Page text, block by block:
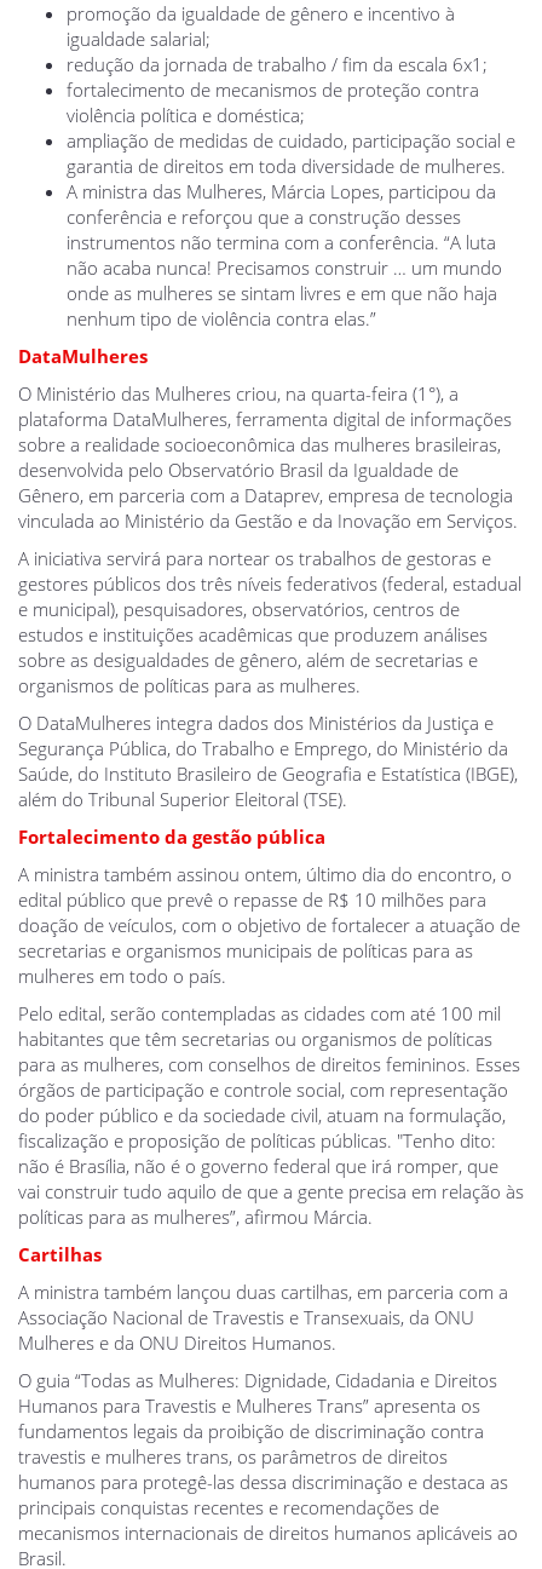
promoção da igualdade de gênero e incentivo à
igualdade salarial;
redução da jornada de trabalho / fim da escala 6x1;
fortalecimento de mecanismos de proteção contra
violência política e doméstica;
ampliação de medidas de cuidado, participação social e
garantia de direitos em toda diversidade de mulheres.
A ministra das Mulheres, Márcia Lopes, participou da
conferência e reforçou que a construção desses
instrumentos não termina com a conferência. “A luta
não acaba nunca! Precisamos construir … um mundo
onde as mulheres se sintam livres e em que não haja
nenhum tipo de violência contra elas.”
DataMulheres
O Ministério das Mulheres criou, na quarta-feira (1°), a
plataforma DataMulheres, ferramenta digital de informações
sobre a realidade socioeconômica das mulheres brasileiras,
desenvolvida pelo Observatório Brasil da Igualdade de
Gênero, em parceria com a Dataprev, empresa de tecnologia
vinculada ao Ministério da Gestão e da Inovação em Serviços.
A iniciativa servirá para nortear os trabalhos de gestoras e
gestores públicos dos três níveis federativos (federal, estadual
e municipal), pesquisadores, observatórios, centros de
estudos e instituições acadêmicas que produzem análises
sobre as desigualdades de gênero, além de secretarias e
organismos de políticas para as mulheres.
O DataMulheres integra dados dos Ministérios da Justiça e
Segurança Pública, do Trabalho e Emprego, do Ministério da
Saúde, do Instituto Brasileiro de Geografia e Estatística (IBGE),
além do Tribunal Superior Eleitoral (TSE).
Fortalecimento da gestão pública
A ministra também assinou ontem, último dia do encontro, o
edital público que prevê o repasse de R$ 10 milhões para
doação de veículos, com o objetivo de fortalecer a atuação de
secretarias e organismos municipais de políticas para as
mulheres em todo o país.
Pelo edital, serão contempladas as cidades com até 100 mil
habitantes que têm secretarias ou organismos de políticas
para as mulheres, com conselhos de direitos femininos. Esses
órgãos de participação e controle social, com representação
do poder público e da sociedade civil, atuam na formulação,
fiscalização e proposição de políticas públicas. "Tenho dito:
não é Brasília, não é o governo federal que irá romper, que
vai construir tudo aquilo de que a gente precisa em relação às
políticas para as mulheres”, afirmou Márcia.
Cartilhas
A ministra também lançou duas cartilhas, em parceria com a
Associação Nacional de Travestis e Transexuais, da ONU
Mulheres e da ONU Direitos Humanos.
O guia “Todas as Mulheres: Dignidade, Cidadania e Direitos
Humanos para Travestis e Mulheres Trans” apresenta os
fundamentos legais da proibição de discriminação contra
travestis e mulheres trans, os parâmetros de direitos
humanos para protegê-las dessa discriminação e destaca as
principais conquistas recentes e recomendações de
mecanismos internacionais de direitos humanos aplicáveis ao
Brasil.